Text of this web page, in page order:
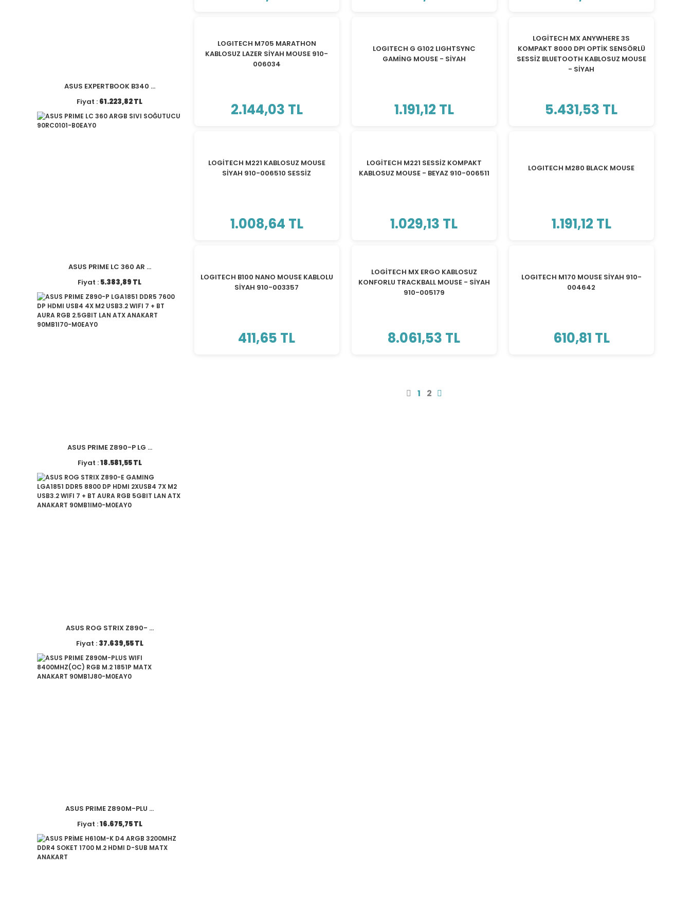
ASUS EXPERTBOOK B340 ...
Fiyat : 61.223,82 TL
ASUS PRIME LC 360 AR ...
Fiyat : 5.383,89 TL
ASUS PRIME Z890-P LG ...
Fiyat :18.581,55 TL
ASUS ROG STRIX Z890- ...
Fiyat : 37.639,55 TL
ASUS PRIME Z890M-PLU ...
Fiyat :16.675,75 TL
LOGITECH M705 MARATHON
KABLOSUZ LAZER SİYAH MOUSE 910-
006034
2.144,03 TL
LOGITECH G G102 LIGHTSYNC
GAMİNG MOUSE - SİYAH
1.191,12 TL
LOGİTECH MX ANYWHERE 3S
KOMPAKT 8000 DPI OPTİK SENSÖRLÜ
SESSİZ BLUETOOTH KABLOSUZ MOUSE
- SİYAH
5.431,53 TL
LOGİTECH M221 KABLOSUZ MOUSE
SİYAH 910-006510 SESSİZ
1.008,64 TL
LOGİTECH M221 SESSİZ KOMPAKT
KABLOSUZ MOUSE - BEYAZ 910-006511
1.029,13 TL
LOGITECH M280 BLACK MOUSE
1.191,12 TL
LOGITECH B100 NANO MOUSE KABLOLU
SİYAH 910-003357
411,65 TL
LOGİTECH MX ERGO KABLOSUZ
KONFORLU TRACKBALL MOUSE - SİYAH
910-005179
8.061,53 TL
LOGITECH M170 MOUSE SİYAH 910-
004642
610,81 TL
1 2